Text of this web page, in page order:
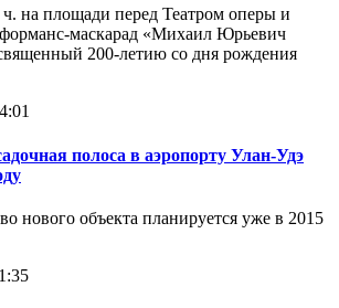
ч. на площади перед Театром оперы и
маскарад «Михаил Юрьевич
200-летию со дня рождения
полоса в аэропорту Улан-Удэ
нового объекта планируется уже в 2015